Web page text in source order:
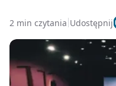
2 min czytania Udostępnij